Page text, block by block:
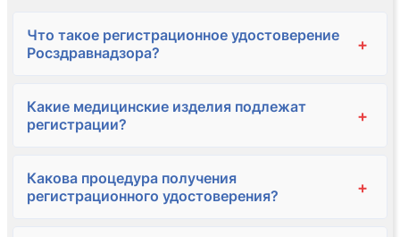
Что такое регистрационное удостоверение
Росздравнадзора?
+
Какие медицинские изделия подлежат
регистрации?
+
Какова процедура получения
регистрационного удостоверения?
+